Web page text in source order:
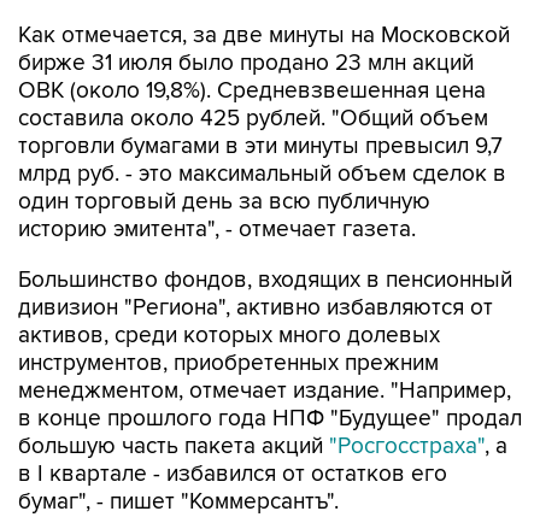
Как отмечается, за две минуты на Московской
бирже 31 июля было продано 23 млн акций
ОВК (около 19,8%). Средневзвешенная цена
составила около 425 рублей. "Общий объем
торговли бумагами в эти минуты превысил 9,7
млрд руб. - это максимальный объем сделок в
один торговый день за всю публичную
историю эмитента", - отмечает газета.
Большинство фондов, входящих в пенсионный
дивизион "Региона", активно избавляются от
активов, среди которых много долевых
инструментов, приобретенных прежним
менеджментом, отмечает издание. "Например,
в конце прошлого года НПФ "Будущее" продал
большую часть пакета акций "Росгосстраха", а
в I квартале - избавился от остатков его
бумаг", - пишет "Коммерсантъ".